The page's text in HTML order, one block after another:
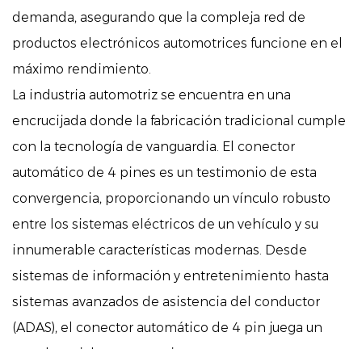
demanda, asegurando que la compleja red de
productos electrónicos automotrices funcione en el
máximo rendimiento.
La industria automotriz se encuentra en una
encrucijada donde la fabricación tradicional cumple
con la tecnología de vanguardia. El conector
automático de 4 pines es un testimonio de esta
convergencia, proporcionando un vínculo robusto
entre los sistemas eléctricos de un vehículo y su
innumerable características modernas. Desde
sistemas de información y entretenimiento hasta
sistemas avanzados de asistencia del conductor
(ADAS), el conector automático de 4 pin juega un